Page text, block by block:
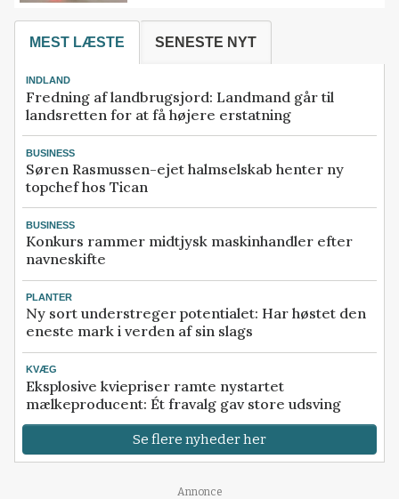
MEST LÆSTE SENESTE NYT
INDLAND
Fredning af landbrugsjord: Landmand går til
landsretten for at få højere erstatning
BUSINESS
Søren Rasmussen-ejet halmselskab henter ny
topchef hos Tican
BUSINESS
Konkurs rammer midtjysk maskinhandler efter
navneskifte
PLANTER
Ny sort understreger potentialet: Har høstet den
eneste mark i verden af sin slags
KVÆG
Eksplosive kviepriser ramte nystartet
mælkeproducent: Ét fravalg gav store udsving
Se flere nyheder her
Annonce